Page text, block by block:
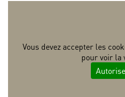
Vous devez accepter les
pour voir la